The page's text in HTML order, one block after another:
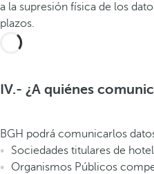
a la supresión física de los
plazos.
IV.- ¿A quiénes
BGH podrá comunicarlos
Sociedades titulares de
Organismos Públicos